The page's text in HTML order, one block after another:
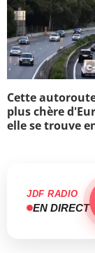
Cette
plus chère
elle se trouve
JDF RADIO
EN DIRECT